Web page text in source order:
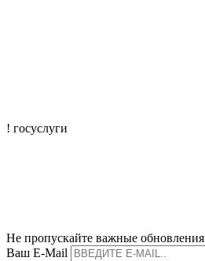
! госуслуги
Не пропускайте важные обновления
Ваш E-Mail